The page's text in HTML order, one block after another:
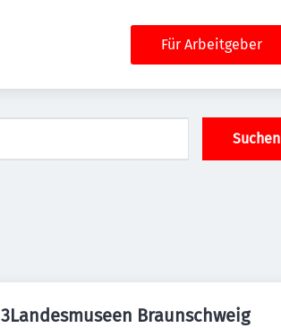
Für Arbeitgeber
Suchen
3Landesmuseen Braunschweig